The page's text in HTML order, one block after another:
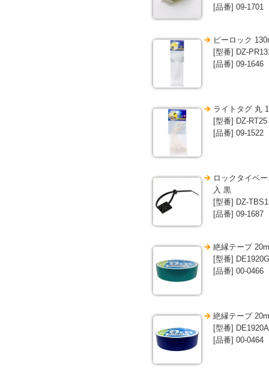
[品番] 09-1701
ピーロック
[型番] DZ-
[品番] 09-1646
ライトタグ 丸
[型番] DZ-RT25
[品番] 09-1522
ロックタイベ
入 黒
[型番] DZ-
[品番] 09-1687
絶縁テープ
[型番] DE1920G
[品番] 00-0466
絶縁テープ
[型番] DE1920A
[品番] 00-0464